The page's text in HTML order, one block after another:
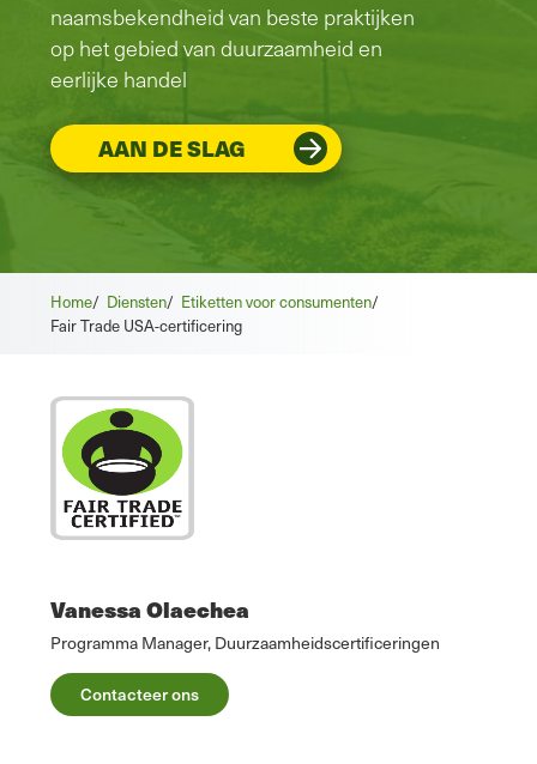
naamsbekendheid van beste praktijken
op het gebied van duurzaamheid en
eerlijke handel
AAN DE SLAG
Home/ Diensten/ Etiketten voor consumenten/
Fair Trade USA-certificering
Vanessa Olaechea
Programma Manager, Duurzaamheidscertificeringen
Contacteer ons